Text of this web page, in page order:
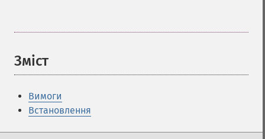
Зміст
Вимоги
Встановлення